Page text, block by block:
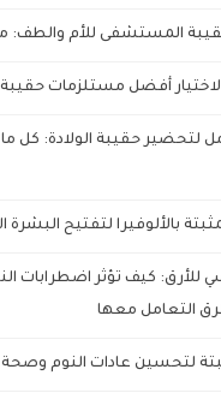
المستشفى للأم والطف: ما
أفضل مستلزمات حقيبة
لتحضير حقيبة الولادة: كل ما
بالألوفيرا لتفتيح
للأرق: كيف تؤثر اضطرابات
التعامل معها
لتحسين عادات النوم